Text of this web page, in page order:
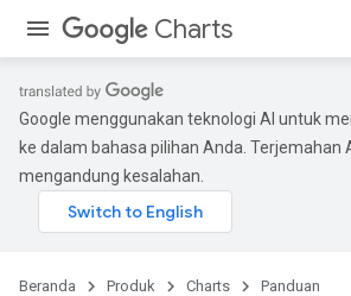
Charts
Google menggunakan teknologi AI untuk
ke dalam bahasa pilihan Anda. Terjemahan
mengandung kesalahan.
Beranda Produk Charts Panduan